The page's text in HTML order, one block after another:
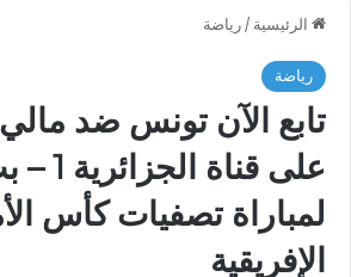
الرئيسية / رياضة
رياضة
تابع الآن تونس ضد
على
لمباراة تصفيات كأس
الإفريقية